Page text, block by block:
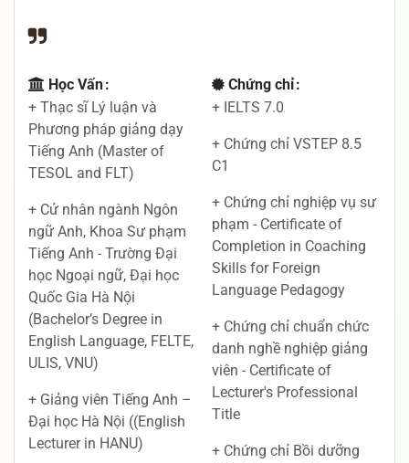
Học Vấn
+ Thạc sĩ Lý luận và
Phương pháp giảng dạy
Tiếng Anh (Master of
TESOL and FLT)
+ Cử nhân ngành Ngôn
ngữ Anh, Khoa Sư phạm
Tiếng Anh - Trường Đại
học Ngoại ngữ, Đại học
Quốc Gia Hà Nội
(Bachelor’s Degree in
English Language, FELTE,
ULIS, VNU)
+ Giảng viên Tiếng Anh –
Đại học Hà Nội ((English
Lecturer in HANU)
Chứng chỉ
+ IELTS 7.0
+ Chứng chỉ VSTEP 8.5
C1
+ Chứng chỉ nghiệp vụ sư
phạm - Certificate of
Completion in Coaching
Skills for Foreign
Language Pedagogy
+ Chứng chỉ chuẩn chức
danh nghề nghiệp giảng
viên - Certificate of
Lecturer's Professional
Title
+ Chứng chỉ Bồi dưỡng